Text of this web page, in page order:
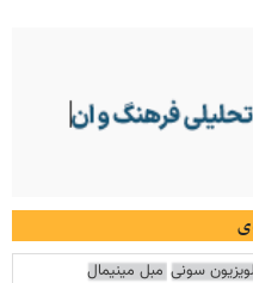
سونی مبل مینیمال